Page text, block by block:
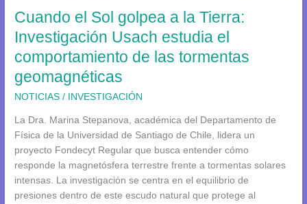
Cuando el Sol golpea a la Tierra:
Investigación Usach estudia el
comportamiento de las tormentas
geomagnéticas
NOTICIAS / INVESTIGACIÓN
La Dra. Marina Stepanova, académica del Departamento de
Física de la Universidad de Santiago de Chile, lidera un
proyecto Fondecyt Regular que busca entender cómo
responde la magnetósfera terrestre frente a tormentas solares
intensas. La investigación se centra en el equilibrio de
presiones dentro de este escudo natural que protege al
Investigación
Usach
estudia
el
comportamiento
tormentas
geomagnéticas